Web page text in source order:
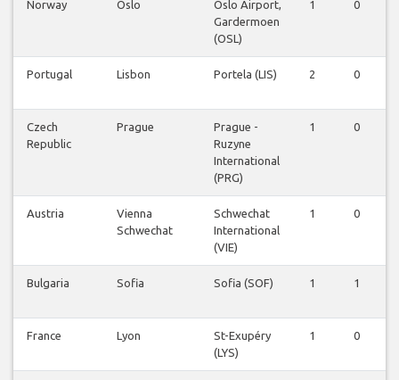
Norway Oslo
Oslo Airport,
Gardermoen
(OSL)
1 0
Portugal Lisbon Portela (LIS) 2 0
Czech
Republic
Prague
Prague -
Ruzyne
International
(PRG)
1 0
Austria
Vienna
Schwechat
Schwechat
International
(VIE)
1 0
Bulgaria Sofia Sofia (SOF) 1 1
France Lyon
St-Exupéry
(LYS)
1 0